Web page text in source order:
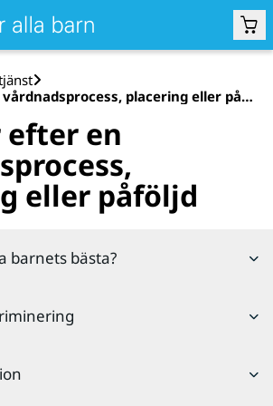
Insatser efter en vårdnadsprocess, placering eller påföljd
en
eller påföljd
barnets bästa?
vårdnadsprocess, placering
väga samman det
bästa tillgängliga kunskap,
vårdnadsprocess, placering
bidra till ökad